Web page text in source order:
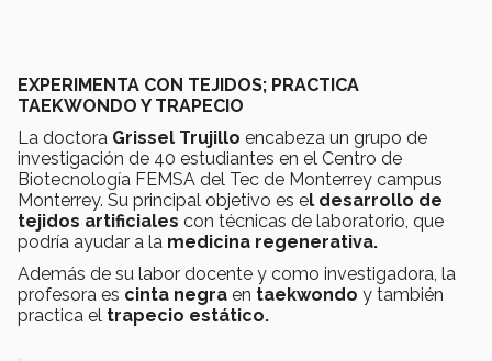
EXPERIMENTA CON TEJIDOS; PRACTICA
TAEKWONDO Y TRAPECIO
La doctora Grissel Trujillo encabeza un grupo de
investigación de 40 estudiantes en el Centro de
Biotecnología FEMSA del Tec de Monterrey campus
Monterrey. Su principal objetivo es el desarrollo de
tejidos artificiales con técnicas de laboratorio, que
podría ayudar a la medicina regenerativa.
Además de su labor docente y como investigadora, la
profesora es cinta negra en taekwondo y también
practica el trapecio estático.